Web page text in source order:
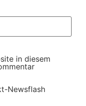
in diesem
Newsflash